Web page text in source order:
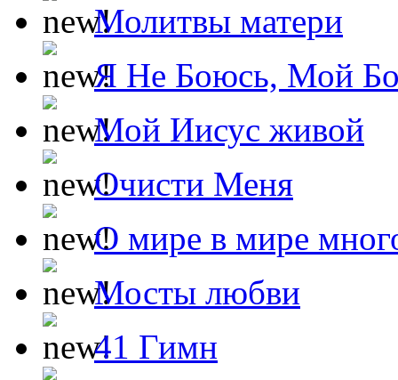
Молитвы матери
Я Не Боюсь, Мой
Мой Иисус живой
Очисти Меня
О мире в мире
Мосты любви
41 Гимн